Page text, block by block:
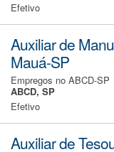
Efetivo
Auxiliar de
Mauá-SP
Empregos no ABCD-SP
ABCD, SP
Efetivo
Auxiliar de